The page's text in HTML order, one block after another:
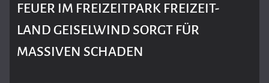
FEUER IM FREIZEITPARK FREIZEIT-
LAND GEISELWIND SORGT FÜR
MASSIVEN SCHADEN